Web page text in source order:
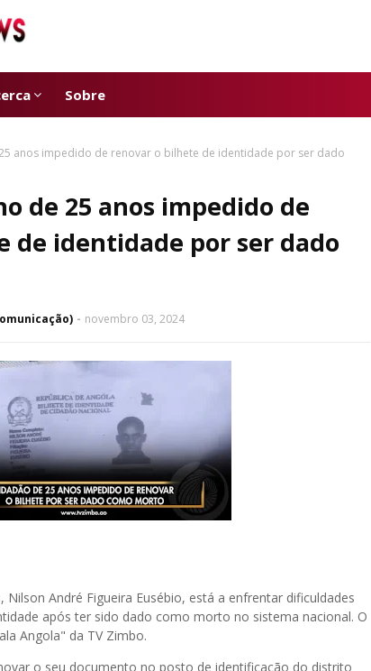
Sobre
anos impedido de renovar o bilhete de identidade por ser dado
de 25 anos impedido de
de identidade por ser dado
novembro 03, 2024
André Figueira Eusébio, está a enfrentar dificuldades
após ter sido dado como morto no sistema nacional. O
Angola" da TV Zimbo.
o seu documento no posto de identificação do distrito